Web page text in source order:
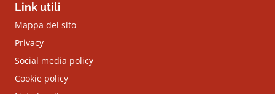
Link utili
Mappa del sito
Privacy
Social media policy
Cookie policy